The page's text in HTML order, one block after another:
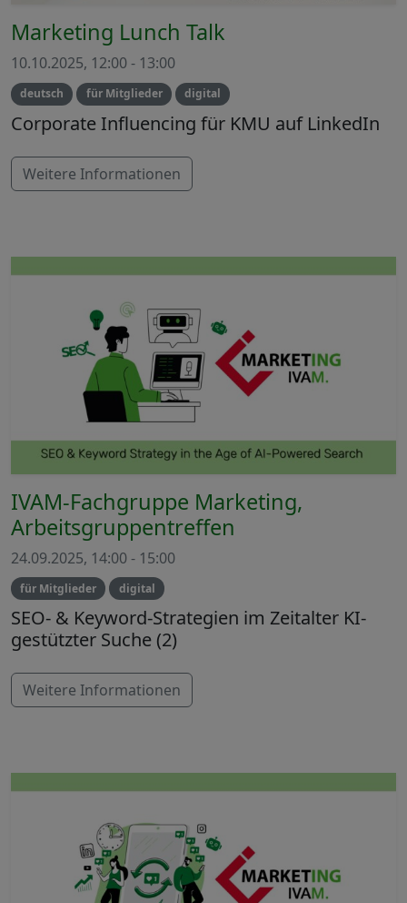
Marketing Lunch Talk
10.10.2025, 12:00 - 13:00
deutsch für Mitglieder digital
Corporate Influencing für KMU auf LinkedIn
Weitere Informationen
IVAM-Fachgruppe Marketing,
Arbeitsgruppentreffen
24.09.2025, 14:00 - 15:00
für Mitglieder digital
SEO- & Keyword-Strategien im Zeitalter KI-
gestützter Suche (2)
Weitere Informationen